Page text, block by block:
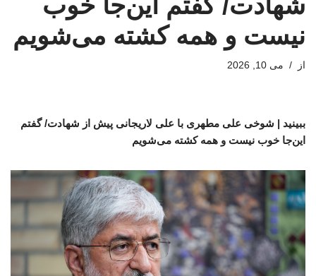
نیست و همه کشته می‌شویم
از می 10, 2026
ببینید | شوخی علی مطهری با علی لاریجانی پیش از شهادت/ گفتم
این‌جا خوب نیست و همه کشته می‌شویم